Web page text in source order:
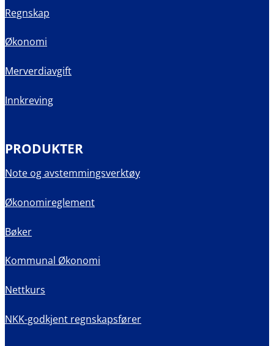
Regnskap
Økonomi
Merverdiavgift
Innkreving
PRODUKTER
Note og avstemmingsverktøy
Økonomireglement
Bøker
Kommunal Økonomi
Nettkurs
NKK-godkjent regnskapsfører